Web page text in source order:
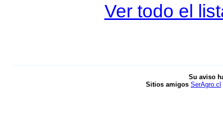
Ver todo el
Su aviso
Sitios amigos SerAgro.cl